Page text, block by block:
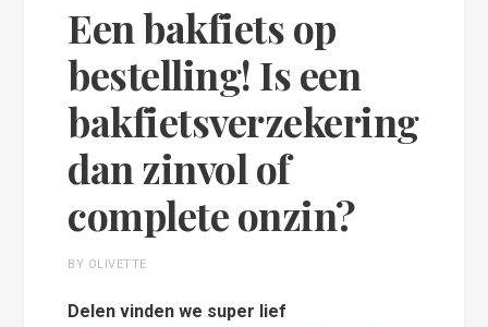
Een bakfiets op
bestelling! Is een
bakfietsverzekering
dan zinvol of
complete onzin?
BY OLIVETTE
Delen vinden we super lief